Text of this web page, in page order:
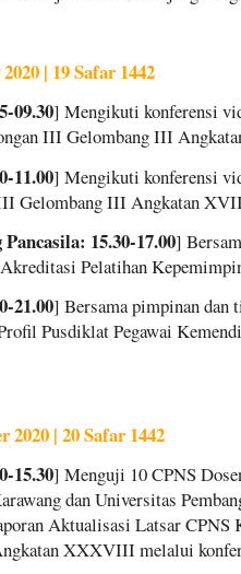
| 19 Safar 1442
09.30] Mengikuti konferensi
III Gelombang III
11.00] Mengikuti konferensi
Gelombang III Angkatan
15.30-17.00]
Pelatihan
21.00] Bersama pimpinan dan
Pusdiklat Pegawai
| 20 Safar 1442
15.30] Menguji 10 CPNS
dan Universitas
Aktualisasi Latsar
XXXVIII melalui